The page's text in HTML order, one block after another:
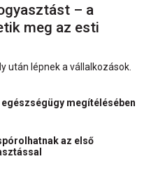
– a
meg az esti
után lépnek a vállalkozások.
megítélésében
az első